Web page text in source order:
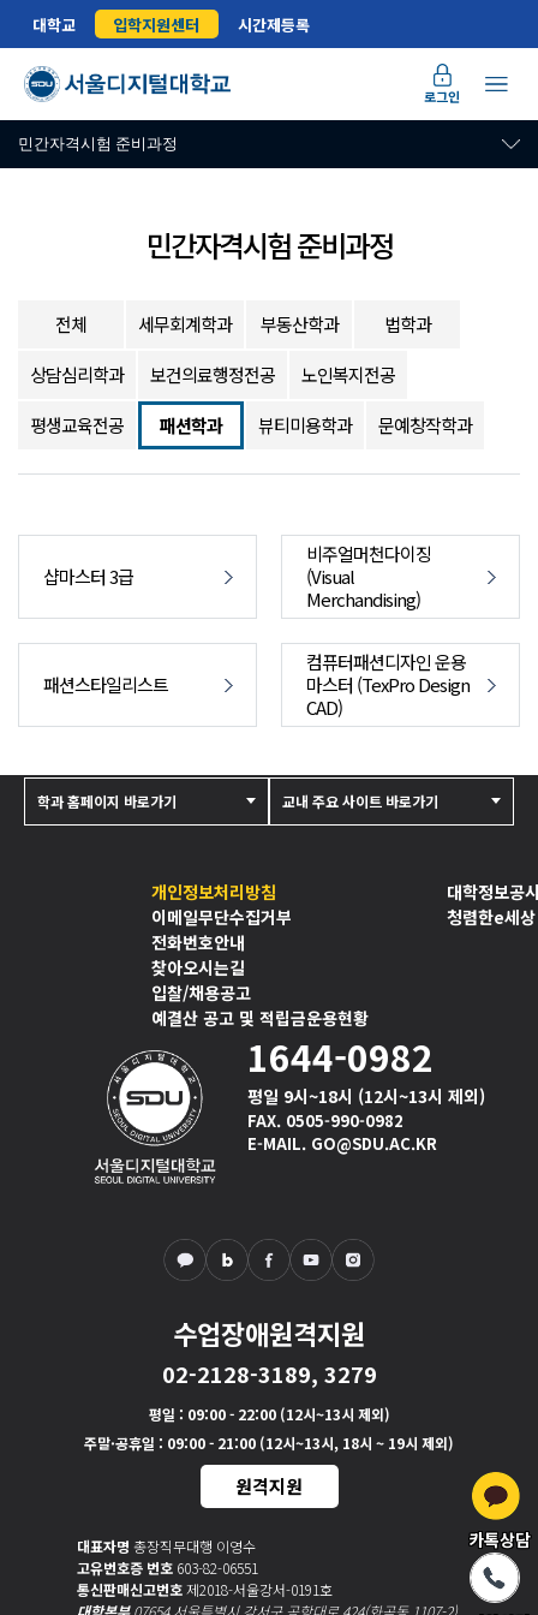
대학교 입학지원센터 시간제등록
로그인
민간자격시험 준비과정
민간자격시험 준비과정
전체 세무회계학과 부동산학과
법학과
상담심리학과
보건의료행정전공
노인복지전공
평생교육전공
패션학과 뷰티미용학과 문예창작학과
샵마스터 3급
비주얼머천다이징
(Visual
Merchandising)
패션스타일리스트
컴퓨터패션디자인 운용
마스터 (TexPro Design
CAD)
개인정보처리방침
이메일무단수집거부
전화번호안내
찾아오시는길
입찰/채용공고
예결산 공고 및 적립금운용현황
대학정보공
청렴한e세상
1644-0982
평일 9시~18시 (12시~13시 제외)
FAX. 0505-990-0982
E-MAIL. GO@SDU.AC.KR
수업장애원격지원
02-2128-3189, 3279
평일 : 09:00 - 22:00 (12시~13시 제외)
주말·공휴일 : 09:00 - 21:00 (12시~13시, 18시 ~ 19시 제외)
원격지원
대표자명 총장직무대행 이영수
고유번호증 번호 603-82-06551
통신판매신고번호제2018-서울강서-0191호
대학본부07654 서울특별시 강서구 공항대로 424(화곡동 1107-2)
학과 홈페이지 바로가기 교내 주요 사이트 바로가기
카톡상담